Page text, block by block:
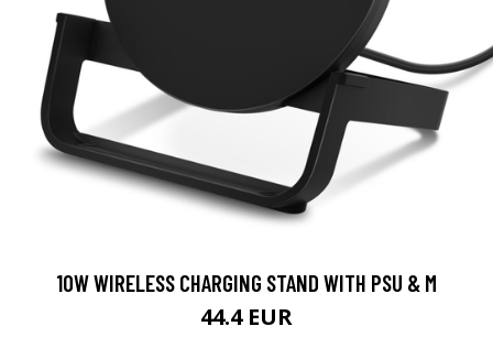
10W WIRELESS CHARGING STAND WITH PSU & M
44.4 EUR